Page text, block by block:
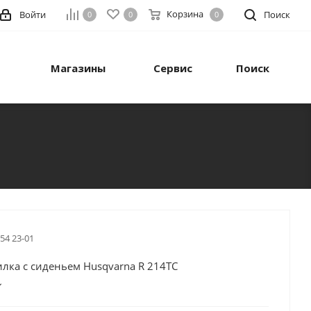
Поиск
0 0 Корзина 0
Войти
Магазины Сервис Поиск
23-01
с сиденьем Husqvarna R 214TC